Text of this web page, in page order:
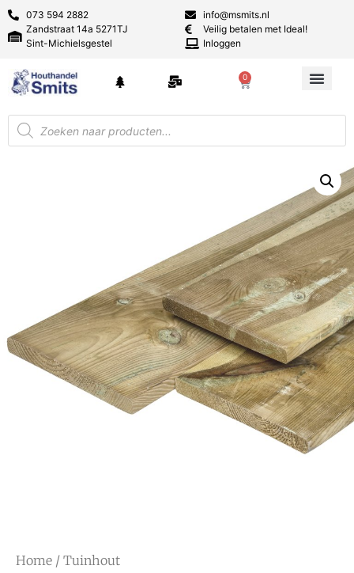
073 594 2882
Zandstraat 14a 5271TJ
Sint-Michielsgestel
info@msmits.nl
Veilig betalen met Ideal!
Inloggen
0
Home / Tuinhout